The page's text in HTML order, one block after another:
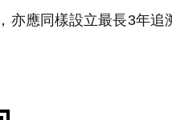
亦應同樣設立最長3年追